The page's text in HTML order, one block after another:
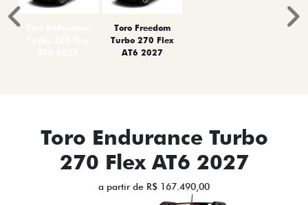
Toro Freedom
Turbo 270 Flex
AT6 2027
Anterior
Toro Endurance Turbo
270 Flex AT6 2027
a partir de R$ 167.490,00